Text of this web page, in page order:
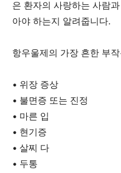
은 환자의 사랑하는 사람
아야 하는지 알려줍니다.
항우울제의 가장 흔한 부
• 위장 증상
• 불면증 또는 진정
• 마른 입
• 현기증
• 살찌 다
• 두통